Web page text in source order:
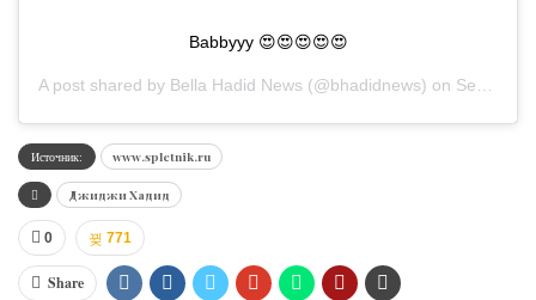
Babbyyy 😍😍😍😍😍
A post shared by Bella Hadid News (@bhadidnews) on Sep 25, 2019 at 2:20am PDT
Источник: www.spletnik.ru
Джиджи Хадид
0 771
Share